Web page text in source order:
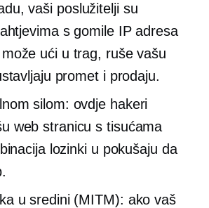
vaši poslužitelji su
s gomile IP adresa
ući u trag, ruše vašu
promet i prodaju.
silom: ovdje hakeri
web stranicu s tisućama
lozinki u pokušaju da
u sredini (MITM): ako vaš